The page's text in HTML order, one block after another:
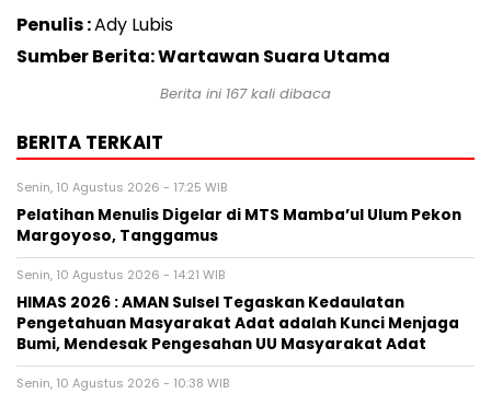
Penulis :Ady Lubis
Sumber Berita: Wartawan Suara Utama
Berita ini 167kali dibaca
BERITA TERKAIT
Senin, 10 Agustus 2026 - 17:25 WIB
Pelatihan Menulis Digelar di MTS Mamba’ul Ulum Pekon
Margoyoso, Tanggamus
Senin, 10 Agustus 2026 - 14:21 WIB
HIMAS 2026 : AMAN Sulsel Tegaskan Kedaulatan
Pengetahuan Masyarakat Adat adalah Kunci Menjaga
Bumi, Mendesak Pengesahan UU Masyarakat Adat
Senin, 10 Agustus 2026 - 10:38 WIB